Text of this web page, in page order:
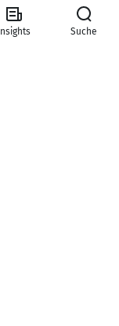
Insights Suche